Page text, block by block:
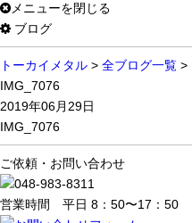
メニューを閉じる
ブログ
トーカイメタル > 全ブログ一覧 >
IMG_7076
2019年06月29日
IMG_7076
ご依頼・お問い合わせ
営業時間 平日 8：50〜17：50